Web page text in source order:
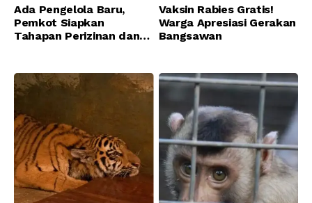
Ada Pengelola Baru,
Pemkot Siapkan
Tahapan Perizinan dan
Vaksin Rabies Gratis!
Warga Apresiasi Gerakan
Bangsawan